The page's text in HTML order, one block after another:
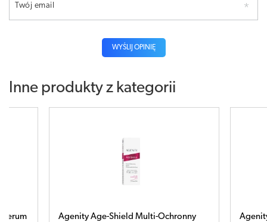
Twój email
WYŚLIJ OPINIĘ
Inne produkty z kategorii
serum
Agenity Age-Shield Multi-Ochronny